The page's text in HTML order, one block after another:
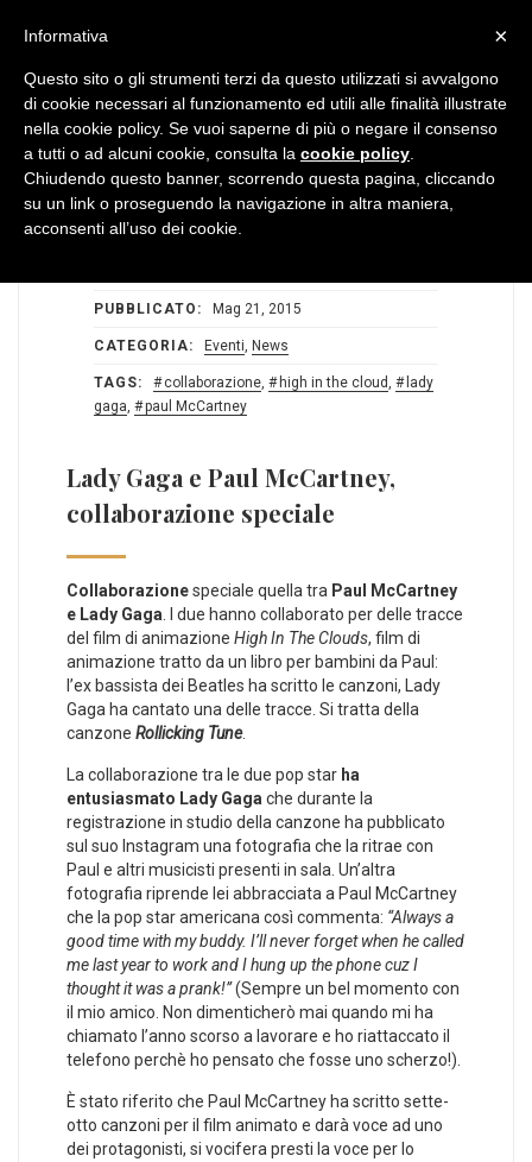
STATS: 0 0
PUBBLICATO: Mag 21, 2015
CATEGORIA: Eventi, News
TAGS: collaborazione, high in the cloud,
lady
gaga, paul McCartney
Lady Gaga e Paul McCartney,
collaborazione speciale
Collaborazionespeciale quella tra Paul McCartney
e Lady Gaga. I due hanno collaborato per delle tracce
del film di animazione High In The Clouds, film di
animazione tratto da un libro per bambini da Paul:
l’ex bassista dei Beatles ha scritto le canzoni, Lady
Gaga ha cantato una delle tracce. Si tratta della
canzone Rollicking Tune.
La collaborazione tra le due pop star ha
entusiasmato Lady Gagache durante la
registrazione in studio della canzone ha pubblicato
sul suo Instagram una fotografia che la ritrae con
Paul e altri musicisti presenti in sala. Un’altra
fotografia riprende lei abbracciata a Paul McCartney
che la pop star americana così commenta: “Always a
good time with my buddy. I’ll never forget when he called
me last year to work and I hung up the phone cuz I
thought it was a prank!”(Sempre un bel momento con
il mio amico. Non dimenticherò mai quando mi ha
chiamato l’anno scorso a lavorare e ho riattaccato il
telefono perchè ho pensato che fosse uno scherzo!).
È stato riferito che Paul McCartney ha scritto sette-
otto canzoni per il film animato e darà voce ad uno
dei protagonisti, si vocifera presti la voce per lo
×
Informativa
Questo sito o gli strumenti terzi da questo utilizzati si avvalgono
di cookie necessari al funzionamento ed utili alle finalità illustrate
nella cookie policy. Se vuoi saperne di più o negare il consenso
a tutti o ad alcuni cookie, consulta la cookie policy
Chiudendo questo banner, scorrendo questa pagina, cliccando
su un link o proseguendo la navigazione in altra maniera,
acconsenti all’uso dei cookie.